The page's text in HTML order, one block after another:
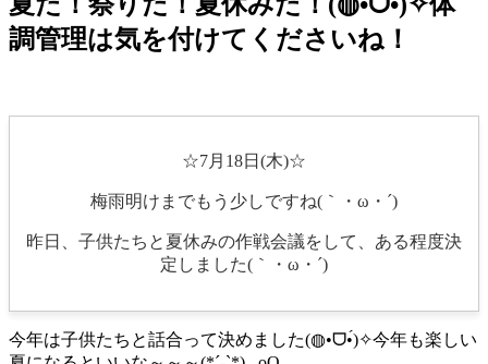
調管理は気を付けてくださいね！
☆7月18日(木)☆
梅雨明けまでもう少しですね(｀・ω・´)
昨日、子供たちと夏休みの作戦会議をして、ある程度決
定しました(｀・ω・´)
今年は子供たちと話合って決めました(◍•ᗜ•́)✧今年も楽しい